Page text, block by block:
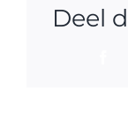
Deel